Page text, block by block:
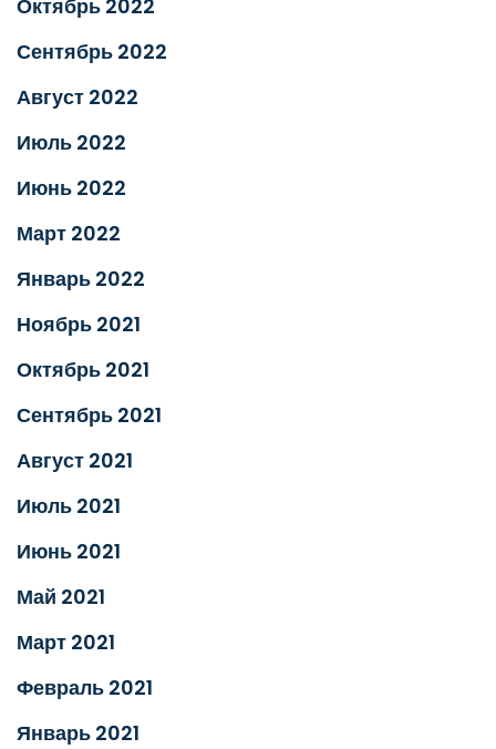
Октябрь 2022
Сентябрь 2022
Август 2022
Июль 2022
Июнь 2022
Март 2022
Январь 2022
Ноябрь 2021
Октябрь 2021
Сентябрь 2021
Август 2021
Июль 2021
Июнь 2021
Май 2021
Март 2021
Февраль 2021
Январь 2021